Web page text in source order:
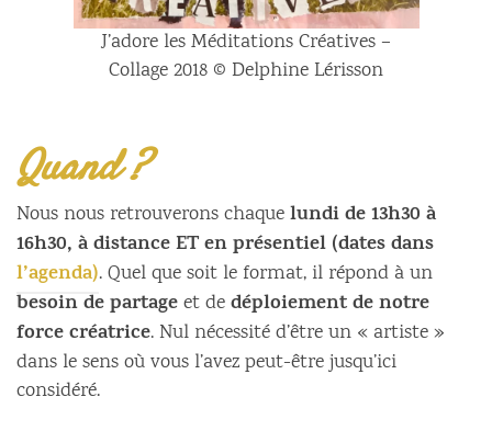
J’adore les Méditations Créatives –
Collage 2018 © Delphine Lérisson
Quand ?
Nous nous retrouverons chaquelundi de 13h30 à
16h30, à distance ET en présentiel (dates dans
l’agenda). Quel que soit le format, il répond à un
besoin de partageet dedéploiement de notre
force créatrice. Nul nécessité d’être un « artiste »
dans le sens où vous l’avez peut-être jusqu’ici
considéré.